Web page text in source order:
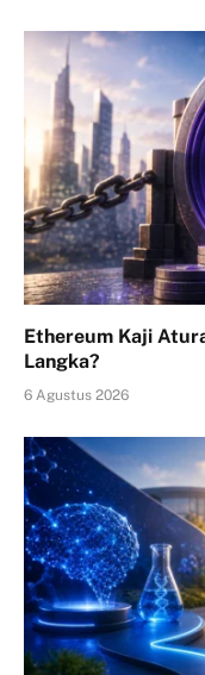
Ethereum Kaji
Langka?
6 Agustus 2026